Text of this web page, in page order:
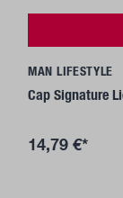
MAN LIFESTYLE
Cap Signature
14,79 €*